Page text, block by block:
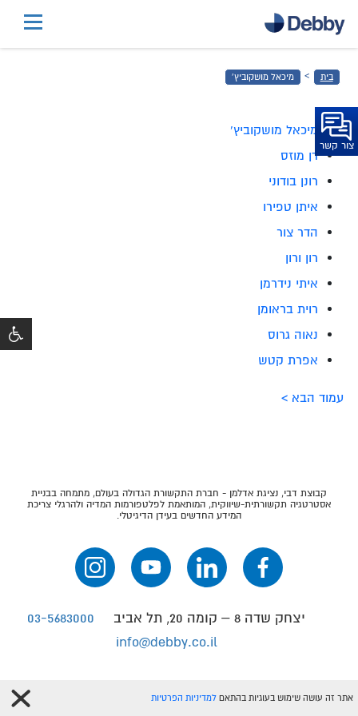
דלג
לתוכן
התחתונה
צור קשר
בית › מיכאל מושקוביץ'
מיכאל מושקוביץ'
דן מוזס
רונן בודוני
איתן טפירו
הדר צור
רון ורון
איתי נידרמן
רוית בראומן
נאוה גרוס
אפרת קטש
עמוד הבא >
קבוצת דבי, נציגת אדלמן - חברת התקשורת הגדולה בעולם, מתמחה בבניית
אסטרטגיה תקשורתית-שיווקית, המותאמת לפלטפורמות המדיה ולהרגלי צריכת
המידע החדשים בעידן הדיגיטלי.
יצחק שדה 8 – קומה 20, תל אביב
03-5683000
info@debby.co.il
אתר זה עושה שימוש בעוגיות בהתאםלמדיניות הפרטיות